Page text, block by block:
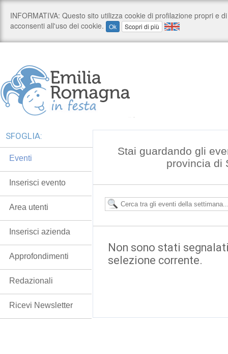
Stai guardando gli
provincia di
Non sono stati
selezione corrente.
SFOGLIA:
Eventi
Inserisci evento
Area utenti
Inserisci azienda
Approfondimenti
Redazionali
Ricevi Newsletter